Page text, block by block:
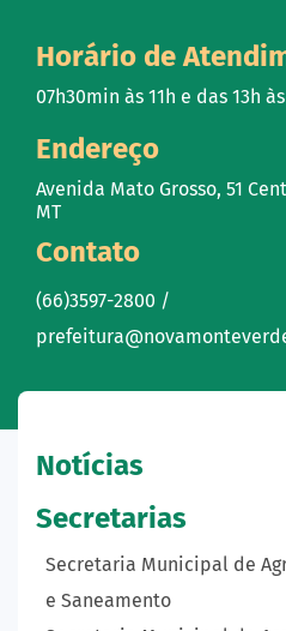
Horário de
07h30min às 11h e das 13h às
Endereço
Avenida Mato Grosso, 51
MT
Contato
(66)3597-2800 /
Notícias
Secretarias
Secretaria Municipal de
e Saneamento